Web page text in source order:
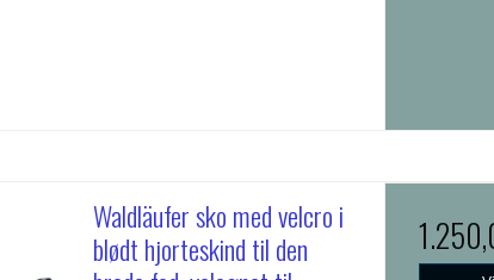
Waldläufer sko med velcro i
blødt hjorteskind til den